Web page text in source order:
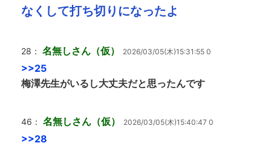
なくして打ち切りになったよ
28： 名無しさん（仮） 2026/03/05(木)15:31:55 0
>>25
梅澤先生がいるし大丈夫だと思ったんです
46： 名無しさん（仮） 2026/03/05(木)15:40:47 0
>>28